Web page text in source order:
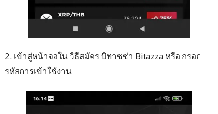
2. เข้าสู่หน้าจอใน วิธีสมัคร บิทาซซ่า Bitazza หรือ กรอก
รหัสการเข้าใช้งาน